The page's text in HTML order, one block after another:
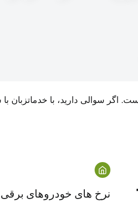
اگر سوالی دارید، با خدماتزبان
نرخ های خودروهای